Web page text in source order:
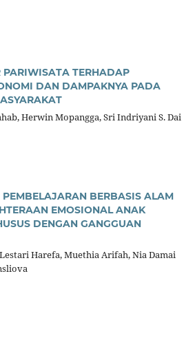
PARIWISATA TERHADAP
DAN DAMPAKNYA PADA
Herwin Mopangga, Sri Indriyani S. Dai
BERBASIS ALAM
EMOSIONAL ANAK
DENGAN GANGGUAN
Harefa, Muethia Arifah, Nia Damai